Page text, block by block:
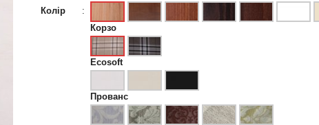
Колір :
Корзо
Ecosoft
Прованс